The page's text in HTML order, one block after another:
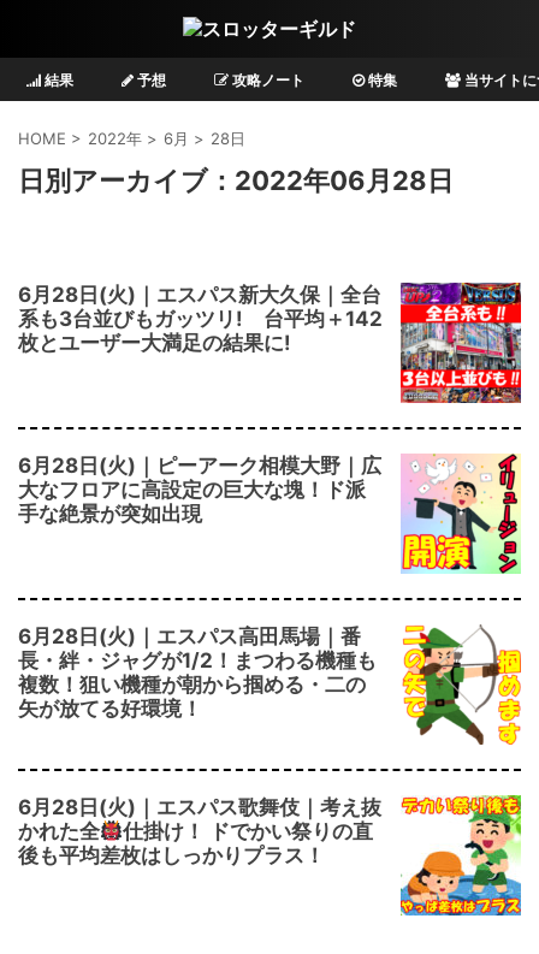
結果 予想 攻略ノート 特集 当サイト
HOME > 2022年 > 6月 > 28日
日別アーカイブ：2022年06月28日
6月28日(火)｜エスパス新大久保｜全台
系も3台並びもガッツリ! 台平均＋142
枚とユーザー大満足の結果に!
6月28日(火)｜ピーアーク相模大野｜広
大なフロアに高設定の巨大な塊！ド派
手な絶景が突如出現
6月28日(火)｜エスパス高田馬場｜番
長・絆・ジャグが1/2！まつわる機種も
複数！狙い機種が朝から掴める・二の
矢が放てる好環境！
6月28日(火)｜エスパス歌舞伎｜考え抜
かれた全
仕掛け！ ドでかい祭りの直
後も平均差枚はしっかりプラス！